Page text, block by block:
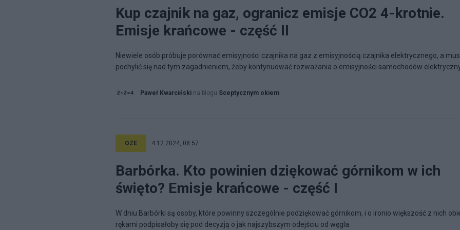
Kup czajnik na gaz, ogranicz emisje CO2 4-krotnie.
Emisje krańcowe - część II
Niewiele osób próbuje porównać emisyjności czajnika na gaz z emisyjnością czajnika elektrycznego, a
pochylić się nad tym zagadnieniem, żeby kontynuować rozważania o emisyjności samochodów
Paweł Kwarciński na blogu Sceptycznym okiem
OZE 4.12.2024, 08:57
Barbórka. Kto powinien dziękować górnikom w ich
święto? Emisje krańcowe - część I
W dniu Barbórki są osoby, które powinny szczególnie podziękować górnikom, i o ironio większość z nich
rękami podpisałoby się pod decyzją o jak najszybszym odejściu od węgla.